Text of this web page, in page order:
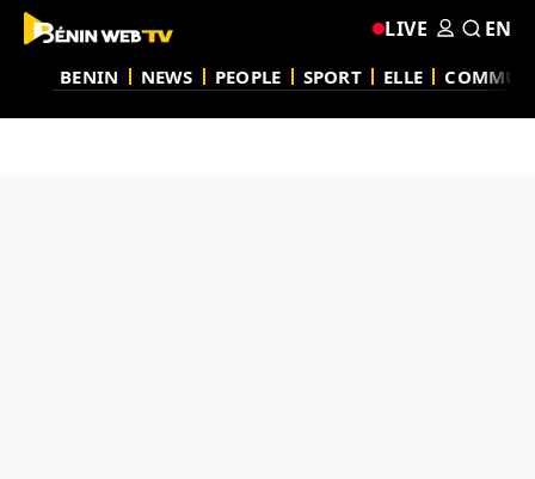
BENIN NEWS PEOPLE SPORT ELLE
LIVE EN